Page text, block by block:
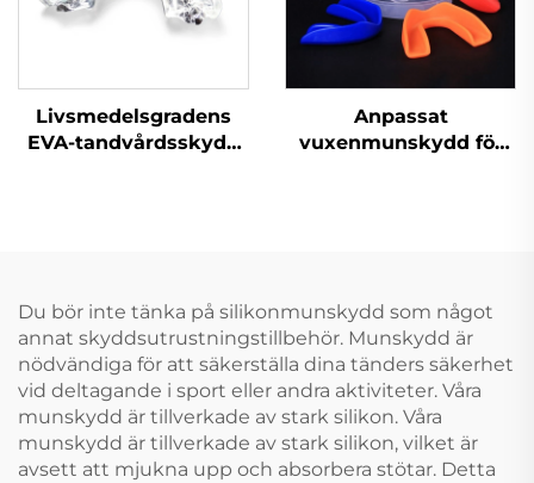
Livsmedelsgradens
EVA-tandvårdsskydd
Tandspolar
Anpassat
vuxenmunskydd för
grossistförsäljning
Du bör inte tänka på silikonmunskydd som något
annat skyddsutrustningstillbehör. Munskydd är
nödvändiga för att säkerställa dina tänders säkerhet
vid deltagande i sport eller andra aktiviteter. Våra
munskydd är tillverkade av stark silikon. Våra
munskydd är tillverkade av stark silikon, vilket är
avsett att mjukna upp och absorbera stötar. Detta